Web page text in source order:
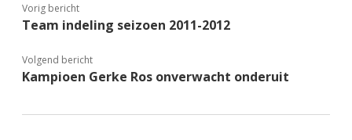
Vorig bericht
Team indeling seizoen 2011-2012
Volgend bericht
Kampioen Gerke Ros onverwacht onderuit